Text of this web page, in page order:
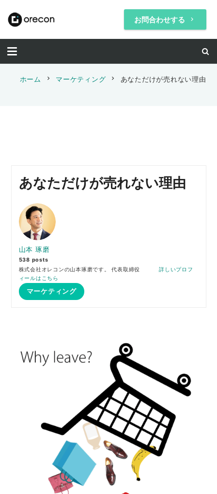
お問合わせする keyboard_arrow_right
ホーム chevron_right マーケティング chevron_right あなただけが売れない理由
あなただけが売れない理由
山本 琢磨
538 posts
株式会社オレコンの山本琢磨です。 代表取締役 詳しいプロフ
ィールはこちら
マーケティング